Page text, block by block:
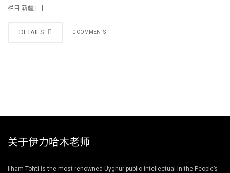
栏目:新疆 […]
DETAILS 0 COMMENTS
关于伊力哈木老师
Ilham Tohti is the most renowned Uyghur public intellectual in the People’s